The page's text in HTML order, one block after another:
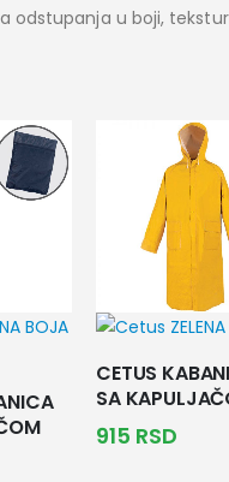
odstupanja u boji,
CETUS
SA
915 RSD